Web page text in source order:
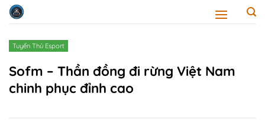
Skip
Tuyển Thủ Esport
Sofm – Thần đồng đi rừng Việt Nam
chinh phục đỉnh cao